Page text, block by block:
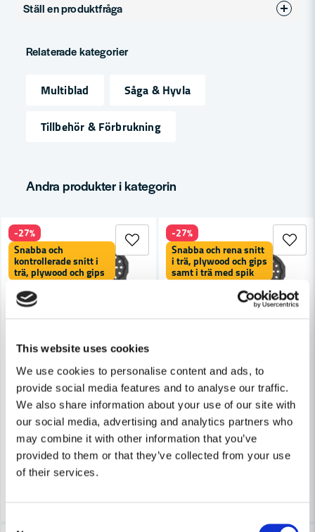
This website uses cookies
We use cookies to personalise content and ads, to
provide social media features and to analyse our traffic.
We also share information about your use of our site with
our social media, advertising and analytics partners who
may combine it with other information that you’ve
provided to them or that they’ve collected from your use
of their services.
Produkttyp
Ställ en produktfråga
Fråga oss något om denna produkten...
Namn
Ja, ni får publicera min fråga
Skicka fråga
Relaterade kategorier
Multiblad
Såga & Hyvla
Tillbehör & Förbrukning
Andra produkter i kategorin
INDUSTRIAL
Industrial ID229-10 Starlock Precision 65mm 10-pack
1 494 kr
1 097 kr
-27%
Snabba och
kontrollerade snitt i
trä, plywood och gips
INDUSTRIAL
Industrial ID228-10 Starlock
1 619 kr
1 189 kr
Finns i Webblager
-27%
Snabba och rena snitt
i trä, plywood och gips
samt i trä med spik